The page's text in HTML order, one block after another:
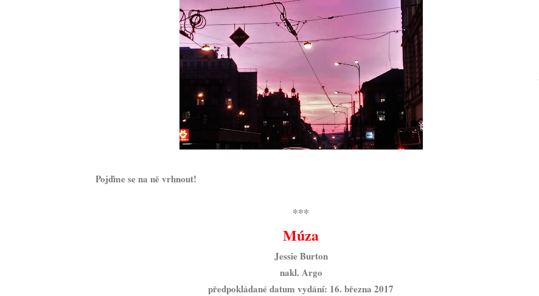
Pojďme se na ně vrhnout!
***
Múza
Jessie Burton
nakl. Argo
předpokládané datum vydání: 16. března 2017